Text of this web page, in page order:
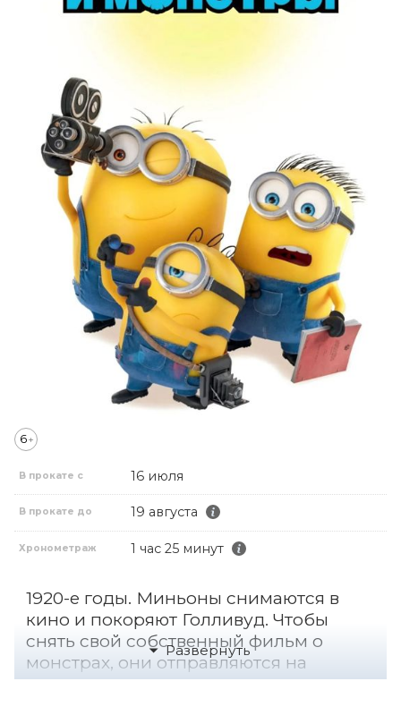
6+
В прокате с 16 июля
В прокате до 19 августа
Хронометраж 1 час 25 минут
1920-е годы. Миньоны снимаются в
кино и покоряют Голливуд. Чтобы
снять свой собственный фильм о
монстрах, они отправляются на
поиски самых пугающих существ.